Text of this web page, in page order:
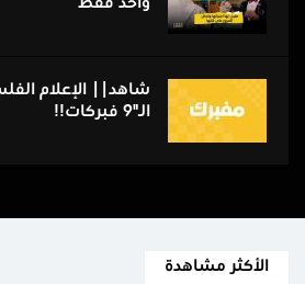
شاهد|| الإعلام
الـ"9 فبركات!!
الأكثر مشاهدة